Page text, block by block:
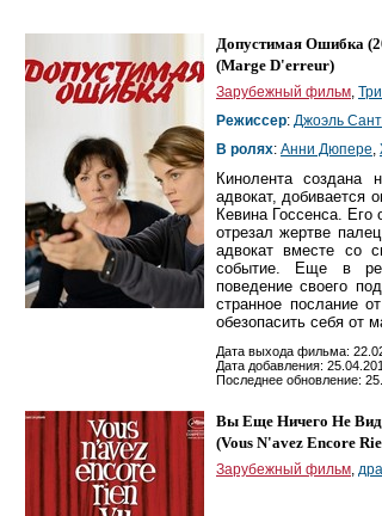
Допустимая Ошибка
(Marge D'erreur)
Зарубежный фильм,
Режиссер: Джоэль
В ролях: Анни Дюпере,
Кинолента создана
адвокат, добивается
Кевина Госсенса.
отрезал жертве
адвокат вместе со
событие. Еще в
поведение своего
странное послание
обезопасить себя от
Дата выхода фильма:
Дата добавления:
Последнее обновление:
Вы Еще Ничего Не
(Vous N'avez Encore
Зарубежный фильм,